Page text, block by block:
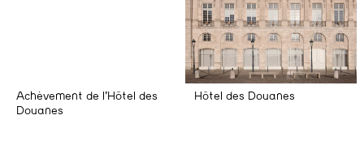
Achèvement de l’Hôtel des
Douanes
Hôtel des Douanes